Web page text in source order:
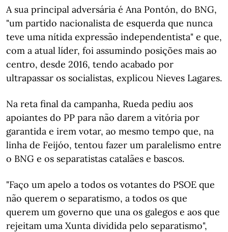
A sua principal adversária é Ana Pontón, do BNG,
"um partido nacionalista de esquerda que nunca
teve uma nítida expressão independentista" e que,
com a atual líder, foi assumindo posições mais ao
centro, desde 2016, tendo acabado por
ultrapassar os socialistas, explicou Nieves Lagares.
Na reta final da campanha, Rueda pediu aos
apoiantes do PP para não darem a vitória por
garantida e irem votar, ao mesmo tempo que, na
linha de Feijóo, tentou fazer um paralelismo entre
o BNG e os separatistas catalães e bascos.
"Faço um apelo a todos os votantes do PSOE que
não querem o separatismo, a todos os que
querem um governo que una os galegos e aos que
rejeitam uma Xunta dividida pelo separatismo",